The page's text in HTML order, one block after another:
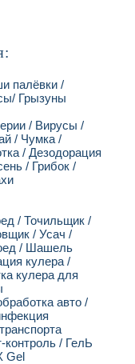
палёвки /
Грызуны
/ Вирусы /
/ Чумка /
/ Дезодорация
/ Грибок /
/ Точильщик /
/ Усач /
/ Шашель
кулера /
кулера для
авто /
контроль / ГелЬ
Gel